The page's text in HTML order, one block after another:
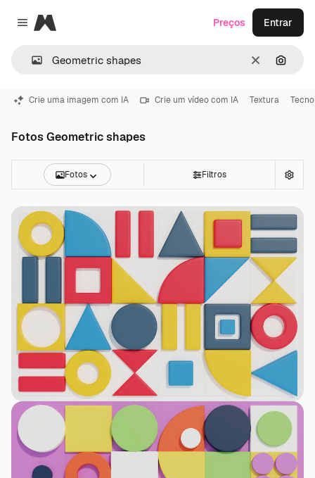
Close menu
Magnific
Limpar
Preços Entrar
Crie uma imagem com IA Crie um vídeo com IA Textura
Fotos Geometric shapes
Fotos Filtros